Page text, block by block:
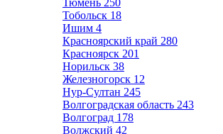
Тюмень 250
Тобольск 18
Ишим 4
Красноярский край 280
Красноярск 201
Норильск 38
Железногорск 12
Нур-Султан 245
Волгоградская область 243
Волгоград 178
Волжский 42